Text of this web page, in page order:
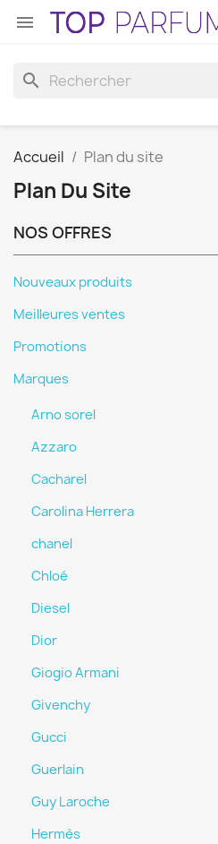

search
Accueil Plan du site
Plan Du Site
NOS OFFRES
Nouveaux produits
Meilleures ventes
Promotions
Marques
Arno sorel
Azzaro
Cacharel
Carolina Herrera
chanel
Chloé
Diesel
Dior
Giogio Armani
Givenchy
Gucci
Guerlain
Guy Laroche
Hermès